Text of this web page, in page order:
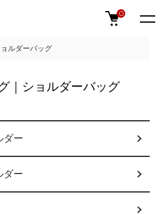
0
ルダーバッグ
｜ショルダーバッグ
ー
ー